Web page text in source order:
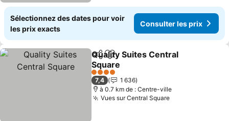
Sélectionnez des dates pour voir
les prix exacts
Consulter les prix
PartagerAjouter à mes favoris
Quality Suites Central
Square
Consulter les prix
4 Étoiles
7,4
1 636
à 0.7 km de : Centre-ville
Vues sur Central SquareConsulter les